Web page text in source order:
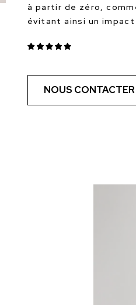
à partir de zéro,
évitant ainsi un
NOUS CONTACTER